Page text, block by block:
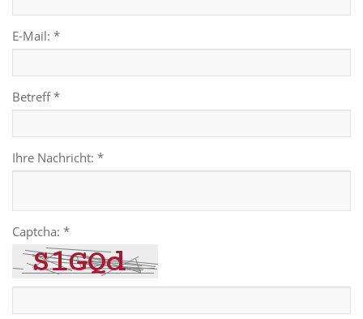
E-Mail: *
Betreff *
Ihre Nachricht: *
Captcha: *